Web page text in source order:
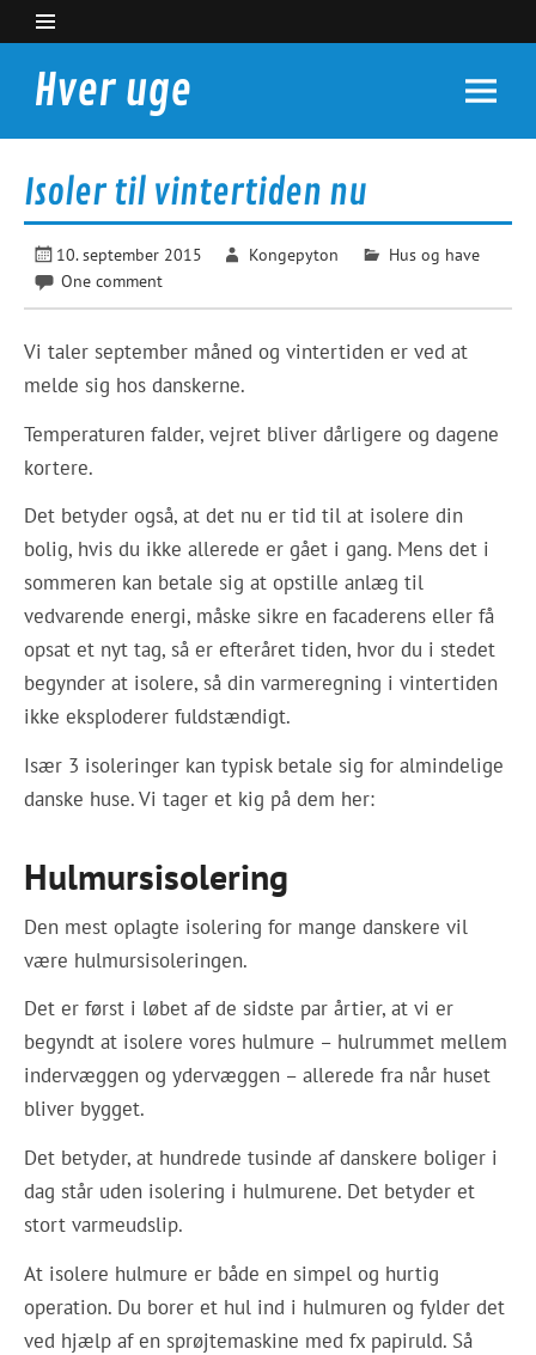
content
Hver uge
Isoler til vintertiden nu
10. september 2015 Kongepyton
Hus og have
One comment
Vi taler september måned og vintertiden er ved at
melde sig hos danskerne.
Temperaturen falder, vejret bliver dårligere og dagene
kortere.
Det betyder også, at det nu er tid til at isolere din
bolig, hvis du ikke allerede er gået i gang. Mens det i
sommeren kan betale sig at opstille anlæg til
vedvarende energi, måske sikre en facaderens eller få
opsat et nyt tag, så er efteråret tiden, hvor du i stedet
begynder at isolere, så din varmeregning i vintertiden
ikke eksploderer fuldstændigt.
Især 3 isoleringer kan typisk betale sig for almindelige
danske huse. Vi tager et kig på dem her:
Hulmursisolering
Den mest oplagte isolering for mange danskere vil
være hulmursisoleringen.
Det er først i løbet af de sidste par årtier, at vi er
begyndt at isolere vores hulmure – hulrummet mellem
indervæggen og ydervæggen – allerede fra når huset
bliver bygget.
Det betyder, at hundrede tusinde af danskere boliger i
dag står uden isolering i hulmurene. Det betyder et
stort varmeudslip.
At isolere hulmure er både en simpel og hurtig
operation. Du borer et hul ind i hulmuren og fylder det
ved hjælp af en sprøjtemaskine med fx papiruld. Så